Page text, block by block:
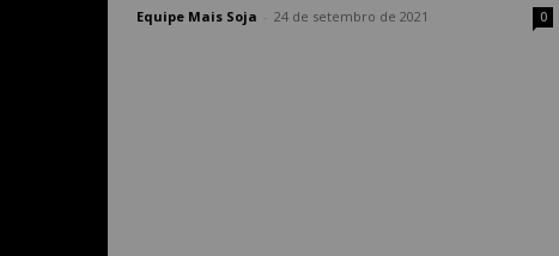
Equipe Mais Soja 24 de setembro de 2021 0